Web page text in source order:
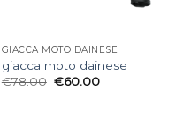
GIACCA MOTO DAINESE
giacca moto dainese
€78.00 €60.00